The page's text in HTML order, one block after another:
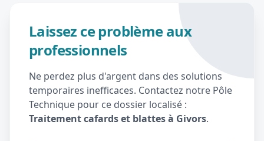
Laissez ce problème aux
professionnels
Ne perdez plus d'argent dans des solutions
temporaires inefficaces. Contactez notre Pôle
Technique pour ce dossier localisé :
Traitement cafards et blattes à Givors.